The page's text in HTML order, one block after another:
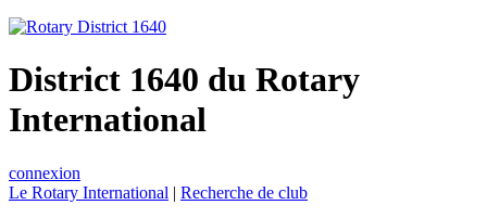
District 1640 du Rotary
International
connexion
Le Rotary International | Recherche de club